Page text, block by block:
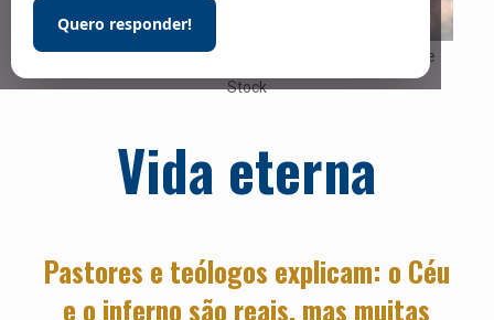
Quero responder!
Foto: Arte sobre foto de Denis – Gerado por IA / Adobe
Stock
Vida eterna
Pastores e teólogos explicam: o Céu
e o inferno são reais, mas muitas